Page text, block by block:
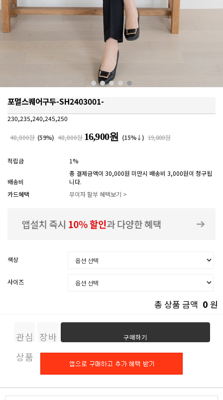
포멀스퀘어구두-SH2403001-
230,235,240,245,250
48,800원 (59%) 48,800원 16,900원 (15%↓) 19,800원
적립금 1%
배송비
총 결제금액이 30,000원 미만시 배송비 3,000원이 청구됩
니다.
카드혜택
무이자 할부 혜택보기 >
색상
사이즈
총 상품 금액 0 원
관심
상품
장바
구니
구매하기